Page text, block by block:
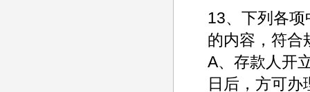
13、下列各
的内容，符合
A、存款人开
日后，方可办